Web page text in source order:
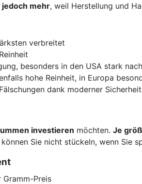
jedoch mehr, weil Herstellung und
verbreitet
besonders in den USA stark
hohe Reinheit, in Europa
dank moderner
investieren möchten. Je
Sie nicht stückeln, wenn Sie
Preis